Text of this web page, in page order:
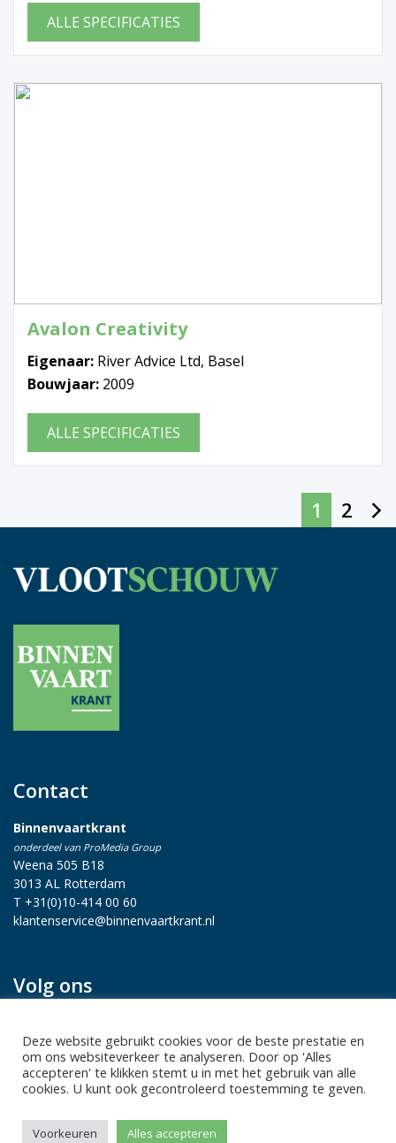
ALLE SPECIFICATIES
Avalon Creativity
Eigenaar: River Advice Ltd, Basel
Bouwjaar: 2009
ALLE SPECIFICATIES
1 2
Contact
Binnenvaartkrant
onderdeel van ProMedia Group
Weena 505 B18
3013 AL Rotterdam
T +31(0)10-414 00 60
klantenservice@binnenvaartkrant.nl
Volg ons
Privacy statement|Sitemap|Disclaimer
Deze website gebruikt cookies voor de beste prestatie en
om ons websiteverkeer te analyseren. Door op 'Alles
accepteren' te klikken stemt u in met het gebruik van alle
cookies. U kunt ook gecontroleerd toestemming te geven.
Voorkeuren Alles accepteren